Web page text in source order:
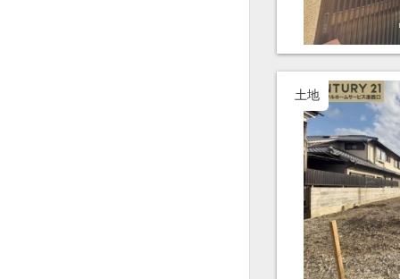
土地